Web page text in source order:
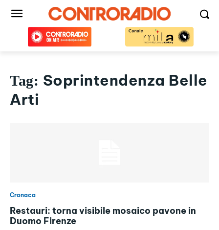
Tag: Soprintendenza Belle
Arti
Cronaca
Restauri: torna visibile mosaico pavone in
Duomo Firenze